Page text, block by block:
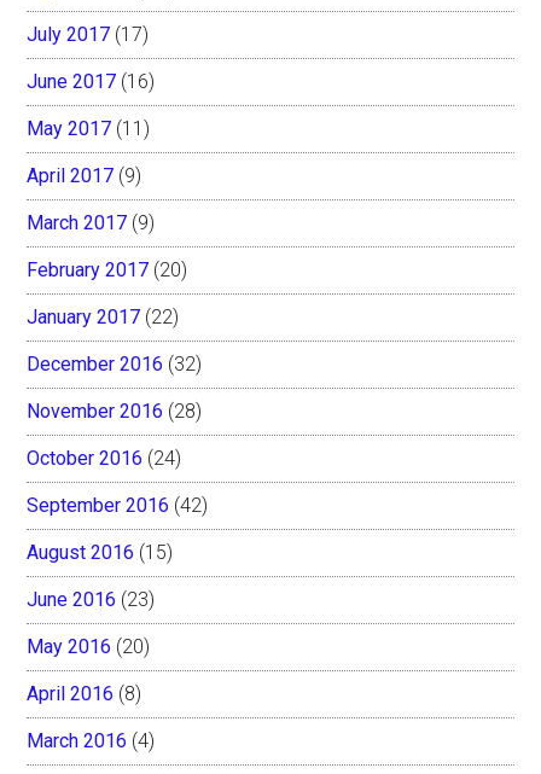
July 2017 (17)
June 2017 (16)
May 2017 (11)
April 2017 (9)
March 2017 (9)
February 2017 (20)
January 2017 (22)
December 2016 (32)
November 2016 (28)
October 2016 (24)
September 2016 (42)
August 2016 (15)
June 2016 (23)
May 2016 (20)
April 2016 (8)
March 2016 (4)